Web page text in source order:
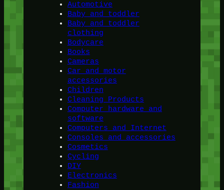
Automotive
Baby and toddler
Baby and toddler
clothing
Bodycare
Books
Cameras
Car and motor
accessories
Children
Cleaning Products
Computer hardware and
software
Computers and Internet
Consoles and accessories
Cosmetics
Cycling
DIY
Electronics
Fashion